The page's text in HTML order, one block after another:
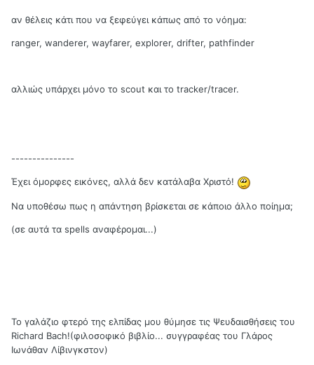
αν θέλεις κάτι που να ξεφεύγει κάπως από το νόημα:
ranger, wanderer, wayfarer, explorer, drifter, pathfinder
αλλιώς υπάρχει μόνο το scout και το tracker/tracer.
---------------
Έχει όμορφες εικόνες, αλλά δεν κατάλαβα Χριστό!
Να υποθέσω πως η απάντηση βρίσκεται σε κάποιο άλλο ποίημα;
(σε αυτά τα spells αναφέρομαι...)
Το γαλάζιο φτερό της ελπίδας μου θύμησε τις Ψευδαισθήσεις του
Richard Bach!(φιλοσοφικό βιβλίο... συγγραφέας του Γλάρος
Ιωνάθαν Λίβινγκστον)